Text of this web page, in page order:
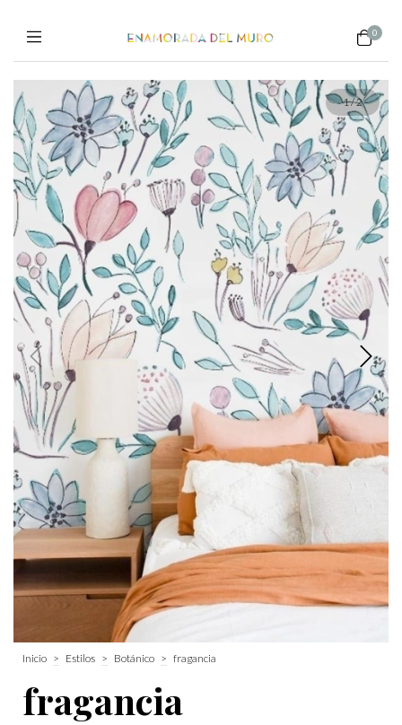
0
1/2
Inicio > Estilos > Botánico > fragancia
fragancia